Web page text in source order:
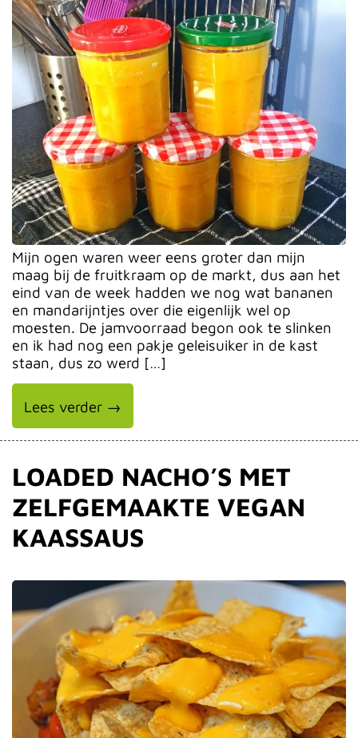
Mijn ogen waren weer eens groter dan mijn
maag bij de fruitkraam op de markt, dus aan het
eind van de week hadden we nog wat bananen
en mandarijntjes over die eigenlijk wel op
moesten. De jamvoorraad begon ook te slinken
en ik had nog een pakje geleisuiker in de kast
staan, dus zo werd […]
Lees verder →
LOADED NACHO’S MET
ZELFGEMAAKTE VEGAN
KAASSAUS